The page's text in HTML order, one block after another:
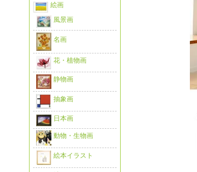
絵画
風景画
名画
花・植物画
静物画
抽象画
日本画
動物・生物画
絵本イラスト